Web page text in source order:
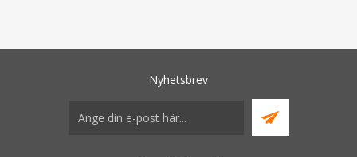
Nyhetsbrev